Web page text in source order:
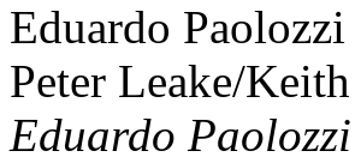
Eduardo
Peter Leake/
Eduardo Paolozzi